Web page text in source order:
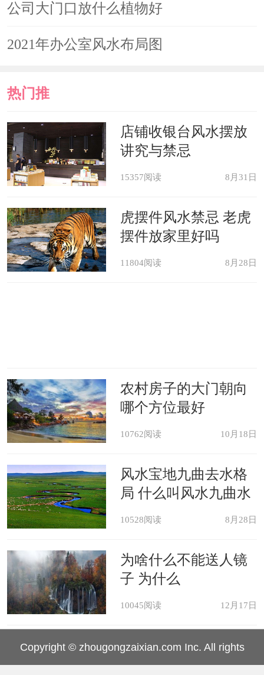
风的正常，以及不能够作为人员经常聚
集的场所。
1、确定工厂生产的属性与坐向属
2、风水应按照工厂法人的属性确
定；
3、依据现在的坐向是否是喜神用
神的方向；
4、其实风水学包括环境、地理、
须做调理，正所谓；一物降一物，达到
助正气降邪气。
位以断吉位，有条件还是找一个当地的
大师去现场看看为妥。
公司大门口放什么植物好
2021年办公室风水布局图
热门推
荐
店铺收银台风水摆放
讲究与禁忌
15357阅读 8月31日
虎摆件风水禁忌 老虎
摆件放家里好吗
11804阅读 8月28日
农村房子的大门朝向
哪个方位最好
10762阅读 10月18日
风水宝地九曲去水格
局 什么叫风水九曲水
10528阅读 8月28日
为啥什么不能送人镜
子 为什么
10045阅读 12月17日
Copyright © zhougongzaixian.com Inc. All rights